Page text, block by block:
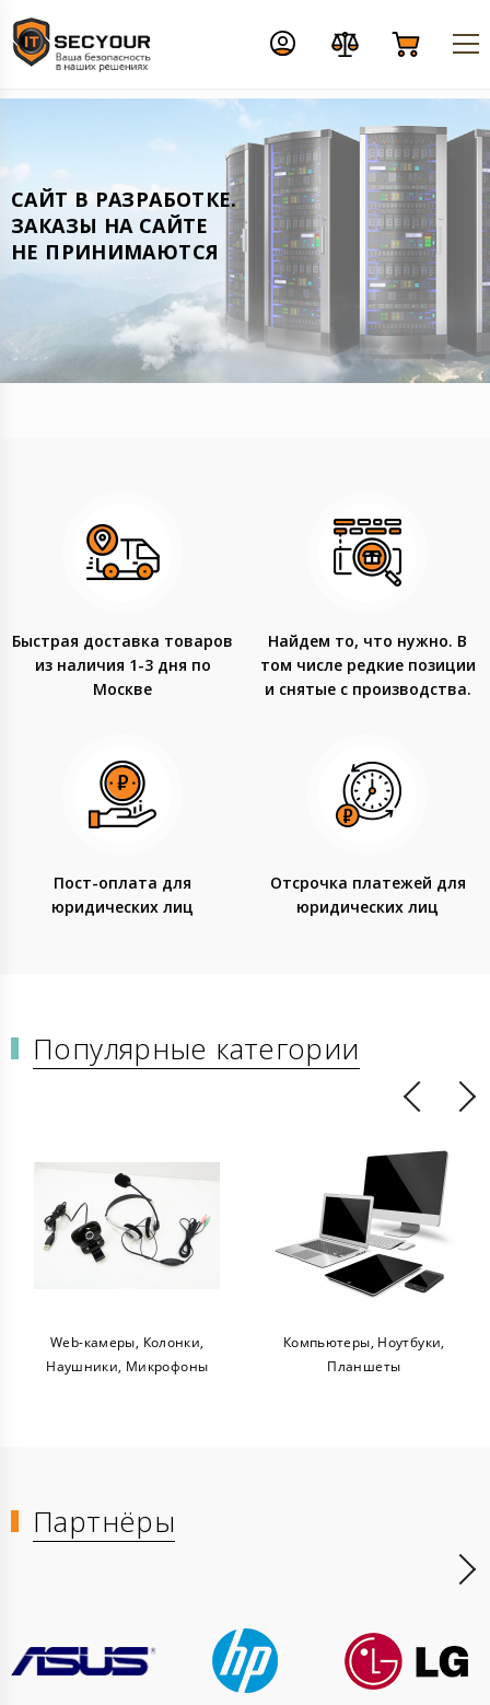
CАЙТ В РАЗРАБОТКЕ.
ЗАКАЗЫ НА САЙТЕ
НЕ ПРИНИМАЮТСЯ
Быстрая доставка товаров
из наличия 1-3 дня по
Москве
Найдем то, что нужно. В
том числе редкие позиции
и снятые с производства.
Пост-оплата для
юридических лиц
Отсрочка платежей для
юридических лиц
Популярные категории
Колонки,
Микрофоны
Компьютеры, Ноутбуки,
Партнёры